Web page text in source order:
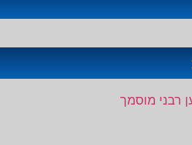
רבני מוסמך